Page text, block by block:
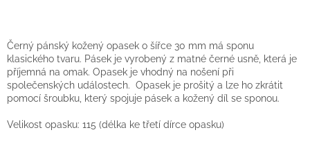
Černý pánský kožený opasek o šířce 30 mm má sponu
klasického tvaru. Pásek je vyrobený z matné černé usně, která je
příjemná na omak. Opasek je vhodný na nošení při
společenských událostech. Opasek je prošitý a lze ho zkrátit
pomocí šroubku, který spojuje pásek a kožený díl se sponou.
Velikost opasku: 115 (délka ke třetí dírce opasku)